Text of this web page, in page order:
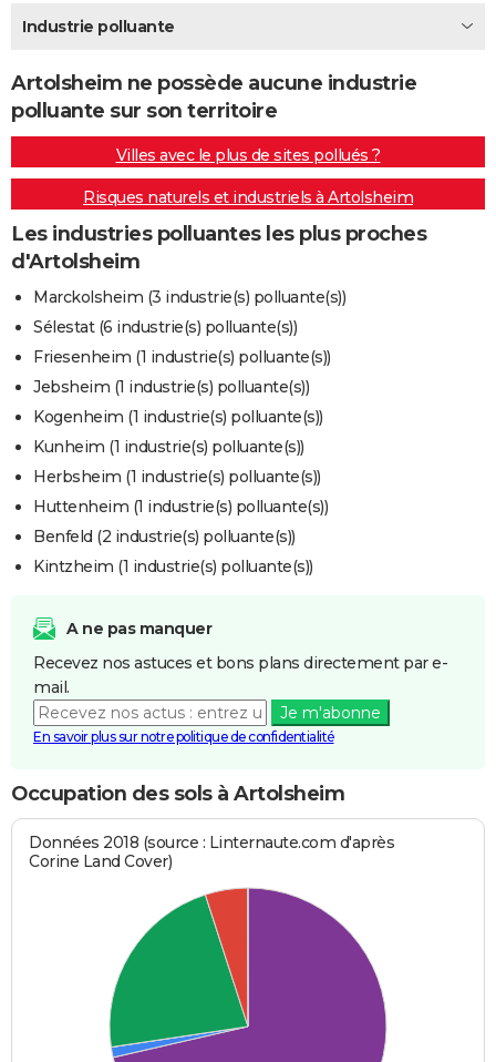
Destinations
City break
Voyage nature
Voyage de noces
Forum
Climat
+PHOTO
GUIDES D'ACHAT
BONS PLANS
CARTE DE VOEUX
Carte de Noël
Carte Bonne année
Carte Saint-Valentin
Carte Pâques
Carte d'anniversaire
DICTIONNAIRE
Dictionnaire
Biographies
Citations
Expressions
Proverbes
PROGRAMME TV
COPAINS D'AVANT
S'inscrire
Se connecter
Lycées
Collèges
Primaires
Universités
Entreprises
Service militaire
Avis de recherche
AVIS DE DÉCÈS
FORUM
Bricolage
Lifestyle
Culture
Sport
Auto
Television
Voyage
Cinema
Industrie polluante
Artolsheim ne possède aucune industrie
polluante sur son territoire
Villes avec le plus de sites pollués ?
Risques naturels et industriels à Artolsheim
Les industries polluantes les plus proches
d'Artolsheim
Marckolsheim (3 industrie(s) polluante(s))
Sélestat (6 industrie(s) polluante(s))
Friesenheim (1 industrie(s) polluante(s))
Jebsheim (1 industrie(s) polluante(s))
Kogenheim (1 industrie(s) polluante(s))
Kunheim (1 industrie(s) polluante(s))
Herbsheim (1 industrie(s) polluante(s))
Huttenheim (1 industrie(s) polluante(s))
Benfeld (2 industrie(s) polluante(s))
Kintzheim (1 industrie(s) polluante(s))
A ne pas manquer
Recevez nos astuces et bons plans directement par e-
mail.
Je m'abonne
En savoir plus sur notre politique de confidentialité
Occupation des sols à Artolsheim
Données 2018 (source : Linternaute.com d'après
Corine Land Cover)